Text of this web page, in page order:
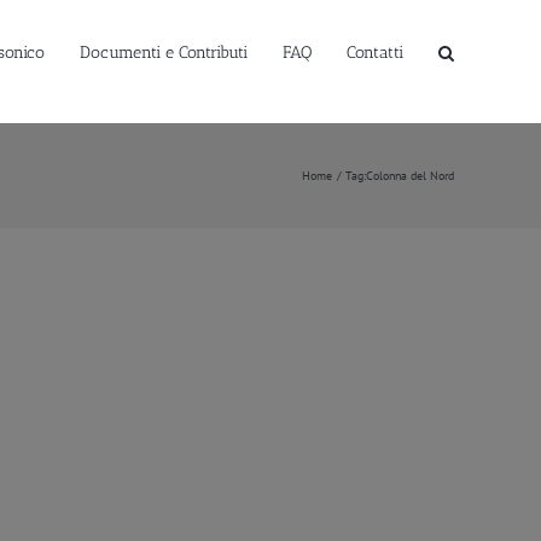
Documenti e Contributi FAQ Contatti
Home Tag:Colonna del Nord